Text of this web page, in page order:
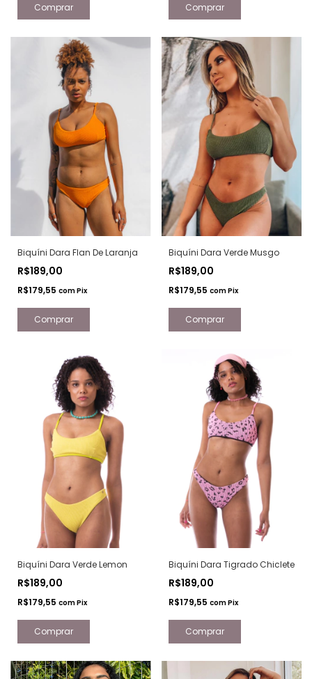
Comprar Comprar
Biquíni Dara Flan De Laranja
R$189,00
R$179,55 comPix
Comprar
Biquíni Dara Verde Musgo
R$189,00
R$179,55 comPix
Comprar
Biquíni Dara Verde Lemon
R$189,00
R$179,55 comPix
Comprar
Biquíni Dara Tigrado Chiclete
R$189,00
R$179,55 comPix
Comprar